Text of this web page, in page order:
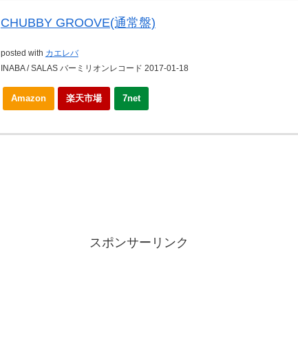
CHUBBY GROOVE(通常盤)
posted with カエレバ
INABA / SALAS バーミリオンレコード 2017-01-18
Amazon 楽天市場 7net
スポンサーリンク